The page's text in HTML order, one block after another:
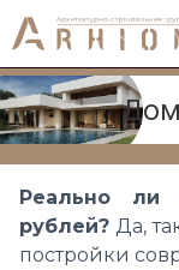
Реально ли
рублей? Да,
постройки